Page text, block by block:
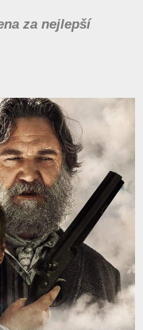
za nejlepší